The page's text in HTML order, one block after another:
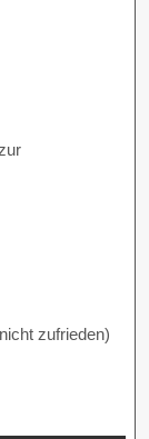
zufrieden)